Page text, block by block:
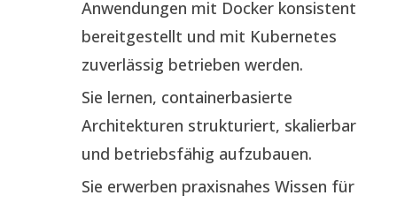
Anwendungen mit Docker konsistent
bereitgestellt und mit Kubernetes
zuverlässig betrieben werden.
Sie lernen, containerbasierte
Architekturen strukturiert, skalierbar
und betriebsfähig aufzubauen.
Sie erwerben praxisnahes Wissen für